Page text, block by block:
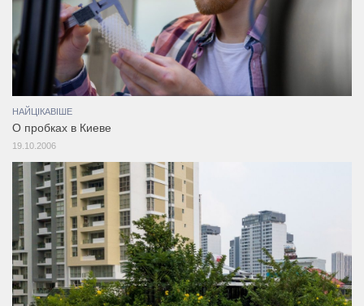
НАЙЦІКАВІШЕ
О пробках в Киеве
19.10.2006